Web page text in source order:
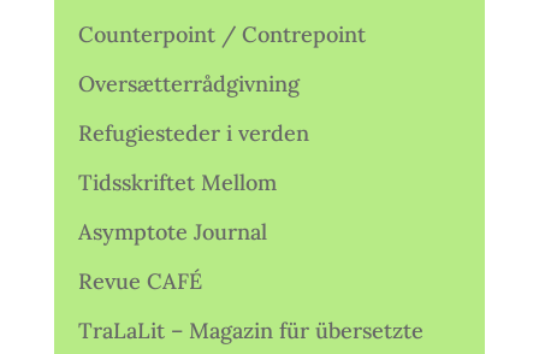
Counterpoint / Contrepoint
Oversætterrådgivning
Refugiesteder i verden
Tidsskriftet Mellom
Asymptote Journal
Revue CAFÉ
TraLaLit – Magazin für übersetzte